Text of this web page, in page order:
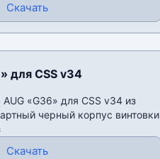
Скачать
для CSS v34
«G36» для CSS v34 из
черный корпус винтовки
Скачать